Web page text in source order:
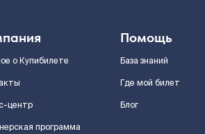
о Купибилете
центр
программа
Помощь
База знаний
Где мой билет
Блог